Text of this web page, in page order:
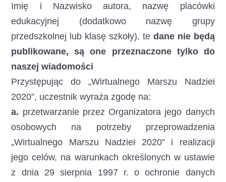
Imię i Nazwisko autora, nazwę placówki
edukacyjnej (dodatkowo nazwę grupy
przedszkolnej lub klasę szkoły), te dane nie będą
publikowane, są one przeznaczone tylko do
naszej wiadomości
Przystępując do „Wirtualnego Marszu Nadziei
2020”, uczestnik wyraża zgodę na:
a. przetwarzanie przez Organizatora jego danych
osobowych na potrzeby przeprowadzenia
„Wirtualnego Marszu Nadziei 2020” i realizacji
jego celów, na warunkach określonych w ustawie
z dnia 29 sierpnia 1997 r. o ochronie danych